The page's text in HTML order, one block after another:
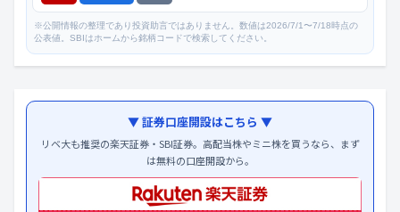
※公開情報の整理であり投資助言ではありません。数値は2026/7/1〜7/18時点の
公表値。SBIはホームから銘柄コードで検索してください。
▼ 証券口座開設はこちら ▼
リベ大も推奨の楽天証券・SBI証券。高配当株やミニ株を買うなら、まず
は無料の口座開設から。